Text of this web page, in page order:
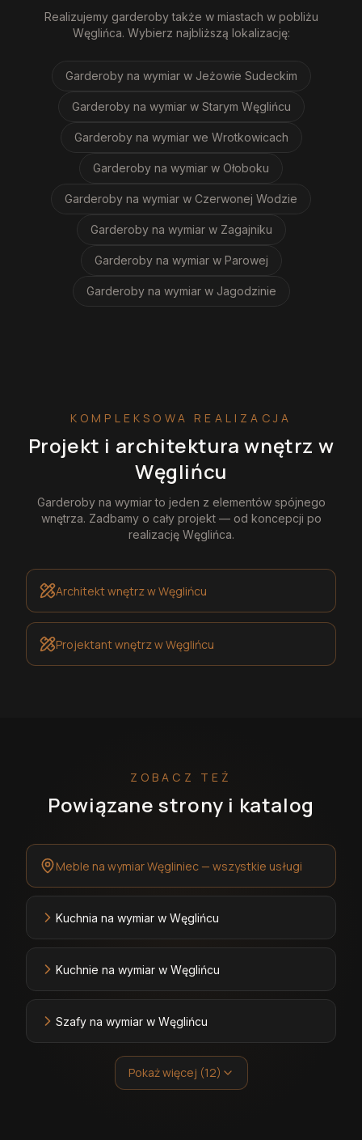
Realizujemy garderobytakże w miastach w pobliżu
Węglińca. Wybierz najbliższą lokalizację:
Garderoby na wymiar w Jeżowie Sudeckim
Garderoby na wymiar w Starym Węglińcu
Garderoby na wymiar we Wrotkowicach
Garderoby na wymiar w Ołoboku
Garderoby na wymiar w Czerwonej Wodzie
Garderoby na wymiar w Zagajniku
Garderoby na wymiar w Parowej
Garderoby na wymiar w Jagodzinie
KOMPLEKSOWA REALIZACJA
Projekt i architektura wnętrz w
Węglińcu
Garderoby na wymiarto jeden z elementów spójnego
wnętrza. Zadbamy o cały projekt — od koncepcji po
realizację Węglińca.
Architekt wnętrzw Węglińcu
Projektant wnętrzw Węglińcu
ZOBACZ TEŻ
Powiązane strony i katalog
Meble na wymiar Węgliniec — wszystkie usługi
Kuchnia na wymiar w Węglińcu
Kuchnie na wymiar w Węglińcu
Szafy na wymiar w Węglińcu
Pokaż więcej (12)